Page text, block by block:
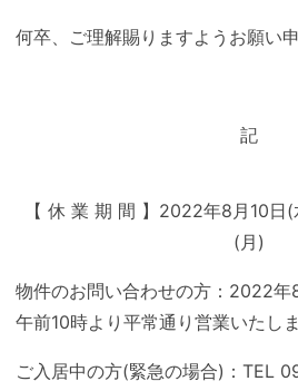
何卒、ご理解賜りますようお願い
記
【 休 業 期 間 】2022年8月10
(月)
物件のお問い合わせの方：2022年
午前10時より平常通り営業いたしま
ご入居中の方(緊急の場合)：TEL